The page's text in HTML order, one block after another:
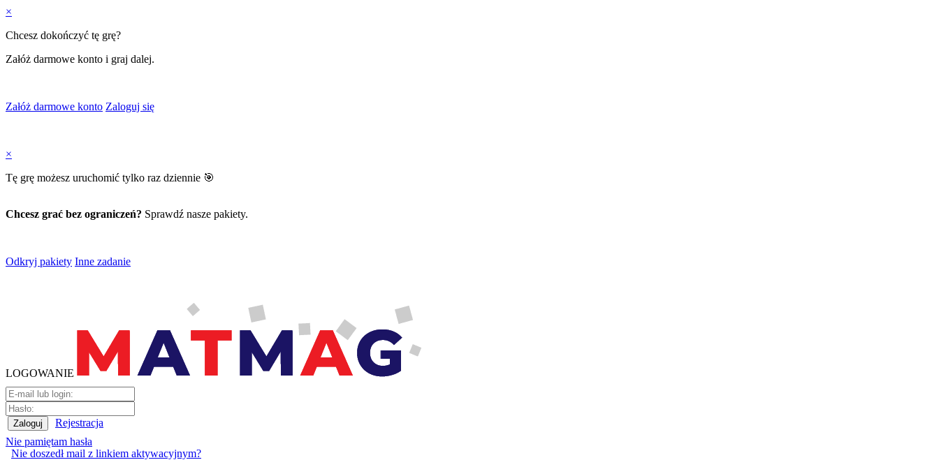
×
Chcesz dokończyć tę grę?
Załóż darmowe konto i graj dalej.
Załóż darmowe konto Zaloguj się
×
Tę grę możesz uruchomić tylko raz dziennie 🎯
Chcesz grać bez ograniczeń? Sprawdź nasze pakiety.
Odkryj pakiety Inne zadanie
LOGOWANIE
Rejestracja
Nie pamiętam hasła
Nie doszedł mail z linkiem aktywacyjnym?